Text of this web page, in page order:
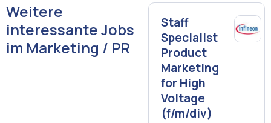
Weitere
interessante Jobs
im Marketing / PR
Staff
Specialist
Product
Marketing
for High
Voltage
(f/m/div)